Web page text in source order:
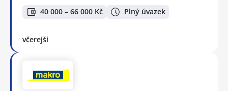
40 000 – 66 000 Kč Plný úvazek
včerejší